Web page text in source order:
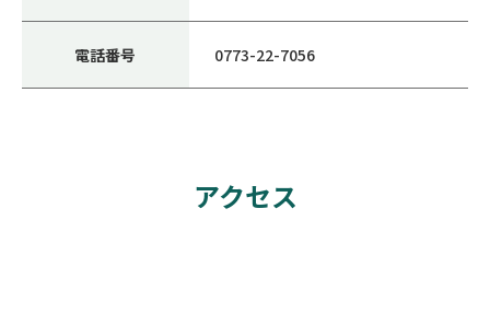
電話番号 0773-22-7056
アクセス